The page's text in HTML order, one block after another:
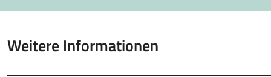
Weitere Informationen